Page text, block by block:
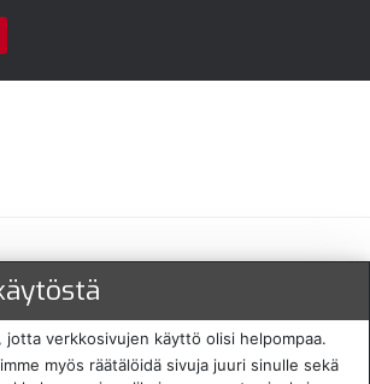
ja toimitustavat
jotta verkkosivujen käyttö olisi helpompaa.
myös räätälöidä sivuja juuri sinulle sekä